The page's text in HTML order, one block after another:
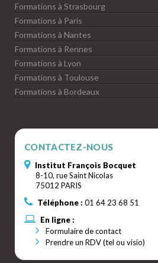
Formations à Strasbourg
Formations à Paris
Formations à Nantes
Formations à Rennes
Formations à Lyon
Formations à Toulouse
Formations à Bordeaux
CONTACTEZ-NOUS
Institut François Bocquet
8-10, rue Saint Nicolas
75012 PARIS
Téléphone : 01 64 23 68 51
En ligne :
Formulaire de contact
Prendre un RDV (tel ou visio)